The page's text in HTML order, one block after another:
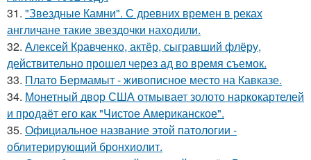
31. "Звездные Камни". С древних времен в реках
англичане такие звездочки находили.
32. Алексей Кравченко, актёр, сыгравший флёру,
действительно прошел через ад во время съемок.
33. Плато Бермамыт - живописное место на Кавказе.
34. Монетный двор США отмывает золото наркокартелей
и продаёт его как "Чистое Американское".
35. Официальное название этой патологии -
облитерирующий бронхиолит.